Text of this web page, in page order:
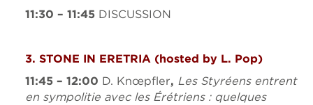
11:30 – 11:45 DISCUSSION
3. STONE IN ERETRIA (hosted by L. Pop)
11:45 – 12:00 D. Knœpfler, Les Styréens entrent
en sympolitie avec les Érétriens : quelques